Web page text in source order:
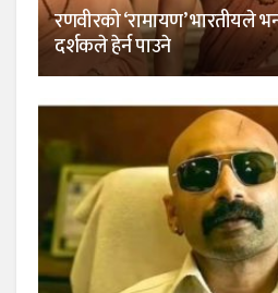
रणवीरको ‘रामायण’ भारतीयले
दर्शकले हेर्न पाउने